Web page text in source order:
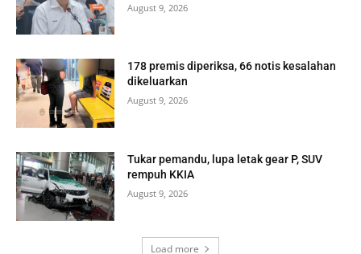
August 9, 2026
178 premis diperiksa, 66 notis kesalahan
dikeluarkan
August 9, 2026
Tukar pemandu, lupa letak gear P, SUV
rempuh KKIA
August 9, 2026
Load more